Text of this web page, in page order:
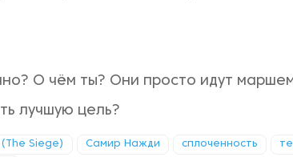
О чём ты? Они просто идут
лучшую цель?
Siege) Самир Нажди сплоченность